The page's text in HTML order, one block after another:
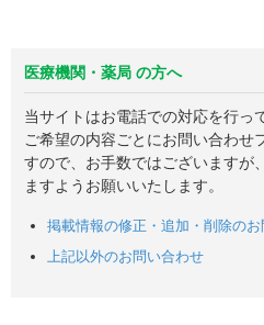
医療機関・薬局 の方へ
当サイトはお電話での対応を行っ
ご希望の内容ごとにお問い合わせ
すので、お手数ではございますが
ますようお願いいたします。
掲載情報の修正・追加・削除の
上記以外のお問い合わせ